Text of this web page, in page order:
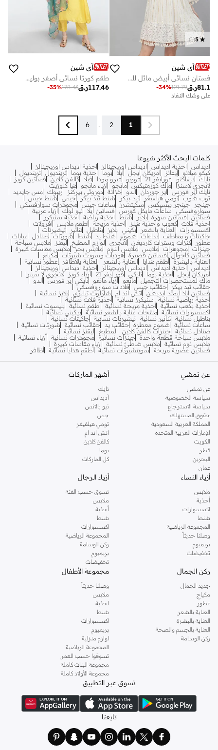
5
(
1
)
آي شين
فستان نسائي أبيض مائل للصفرة قطن % بتصميم ذاتي بطول الركبة -
ر.ق81.1
121.79
-34%
على وشك النفاد
آي شين
طقم كورتا نسائي أصفر بوليستر مزين بكسرات أمامية مستقيمة بطول كامل
ر.ق117.46
178.43
-35%
1
2
...
6
كلمات البحث الأكثر شيوعا
اديداس احذية اديداس اديداس اوريجينالز
احذية اديداس اوريجينالز
كيكو ميلانو
إيفانز امريكان ايجل ايلا بوما احذية بوما ترينديول ترينديول
نايك ديفاكتو فورايفر 21 فوريو فيرو مودا فيلا كالفن كلاين فساتين كويز
لانجري لاسنزا
ماك كوزمتيكس مانجو ازياء مانجو
هيا كلوزيت
نايك اير فورس
اير جوردان الدو خزانة دوروثي بيركنز ريبوك مس جايديد
توب شوب تومي هيلفيغر تيد بيكر شنط تيد بيكر جيس شنط جيس
جينجر
جينجر بيسيكس سكيتشرز ساعات جيس مجوهرات سوارفسكي
سواروفسكي
ساعات مايكل كورس فساتين ايلا نيو لوك أزياء عربية
فساتين
فساتين سهرة بلايز شنط احذية رياضة
احذية سنيكرز
احذية فلات كعوب واحذية هيلز احذية مريحة اطقم ملابس
افرولات
اكسسوارات
العناية بالشعر بكيني بلايز بناطيل تنانير
تيشيرتات
جاكيتات و معاطف
ساعات شموع شنط يد شنط شورتات صنادل
عبايات
عطور
كنزات وسترات كارديغان لانجري لوازم المطبخ ليقنز
ملابس سباحة
جينزات مجوهرات ملابس ملابس النوم ملابس بحر ملابس مقاسات كبيرة
فساتين كاجوال
فساتين قصيرة هوديات وسويت شيرتات مكياج
العناية بالبشرة أطقم هدايا العناية بالشعر العناية بالأظافر
عطور نسائية
أديداس أحذية أديداس أديداس أوريجينالز
أحذية أديداس أوريجينالز
أمريكان إيجل أحذية بوما نايكي فور إيفر 21 أزياء كويز
لانجري لا سينزا
ماك لمستحضرات التجميل مانغو أزياء مانغو نايكي اير فورس ألدو
حقائب تيد بيكر حقائب جيس
قلادات سواروفسكي
فساتين ايلا ليمتد ايديشن اتش اند ام شارلوت تيلبري بلايز نسائية
أحذية رياضية نسائية
سنيكرز نسائية أحذية فلات نسائية
أحذية بكعب نسائية أحذية مريحة نسائية أطقم نسائية بليسوت نسائية
اكسسوارات نسائية منتجات عناية بالشعر نسائية بيكيني نسائية
بناطيل نسائية تنانير نسائية تيشيرتات نسائية جاكيتات نسائية
ساعات نسائية
شموع معطرة حقائب يد حقائب نسائية
شورتات نسائية
صنادل نسائية جينزات كالفن كلاين المطبخ
ليقنز نسائية
ملابس سباحة قطعة واحدة جينزات نسائية مجوهرات نسائية أزياء نسائية
ملابس نوم نسائية ملابس شاطئ نسائية أزياء مقاسات كبيرة
فساتين عصرية مريحة
سويتشيرتات نسائية أطقم هدايا نسائية أظافر
عن نمشي
عن نمشي
سياسة الخصوصية
سياسة الاسترجاع
حقوق المستهلك
المملكة العربية السعودية
الإمارات العربية المتحدة
الكويت
قطر
البحرين
عمان
أشهر الماركات
نايك
أديداس
نيو بالانس
جس
تومي هيلفيغر
اتش اند ام
كالفن كلاين
بوما
كل الماركات
أزياء النساء
ملابس
أحذية
اكسسوارات
شنط
المجموعة الرياضية
وصلنا حديثاً
بريميوم
تخفيضات
أزياء الرجال
تسوق حسب الفئة
ملابس
أحذية
شنط
اكسسوارات
المجموعة الرياضية
ركن الوسامة
بريميوم
تخفيضات
ركن الجمال
جديد الجمال
مكياج
عطور
العناية بالشعر
العناية بالبشرة
العناية بالجسم والصحة
ركن الوسامة
مجموعة الأطفال
وصلنا حديثاً
ملابس
احذية
شنط
اكسسوارات
بريميوم
لوازم منزلية
المجموعة الرياضية
تسوقوا حسب العمر
مجموعة البنات كاملة
مجموعة الأولاد كاملة
تسوق عبر التطبيق
تابعنا